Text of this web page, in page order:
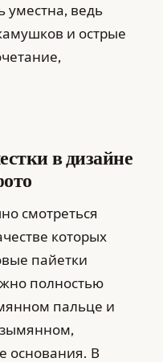
уместна, ведь
и острые
в дизайне
смотреться
которых
пайетки
полностью
пальце и
основания. В